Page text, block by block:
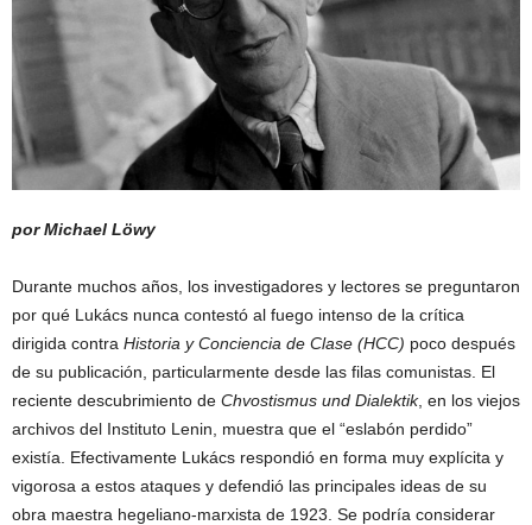
por Michael Löwy
Durante muchos años, los investigadores y lectores se preguntaron
por qué Lukács nunca contestó al fuego intenso de la crítica
dirigida contra Historia y Conciencia de Clase (HCC) poco después
de su publicación, particularmente desde las filas comunistas. El
reciente descubrimiento de Chvostismus und Dialektik, en los viejos
archivos del Instituto Lenin, muestra que el “eslabón perdido”
existía. Efectivamente Lukács respondió en forma muy explícita y
vigorosa a estos ataques y defendió las principales ideas de su
obra maestra hegeliano-marxista de 1923. Se podría considerar